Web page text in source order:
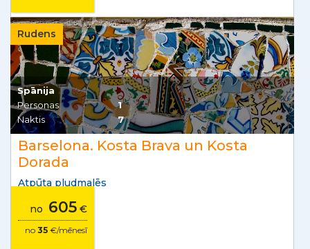
Rudens
Spānija
Personas
1
Naktis
7
Barselona. Kosta Brava un Kosta
Dorada
Atpūta pludmalēs
no 605 €
no 35 €/mēnesī